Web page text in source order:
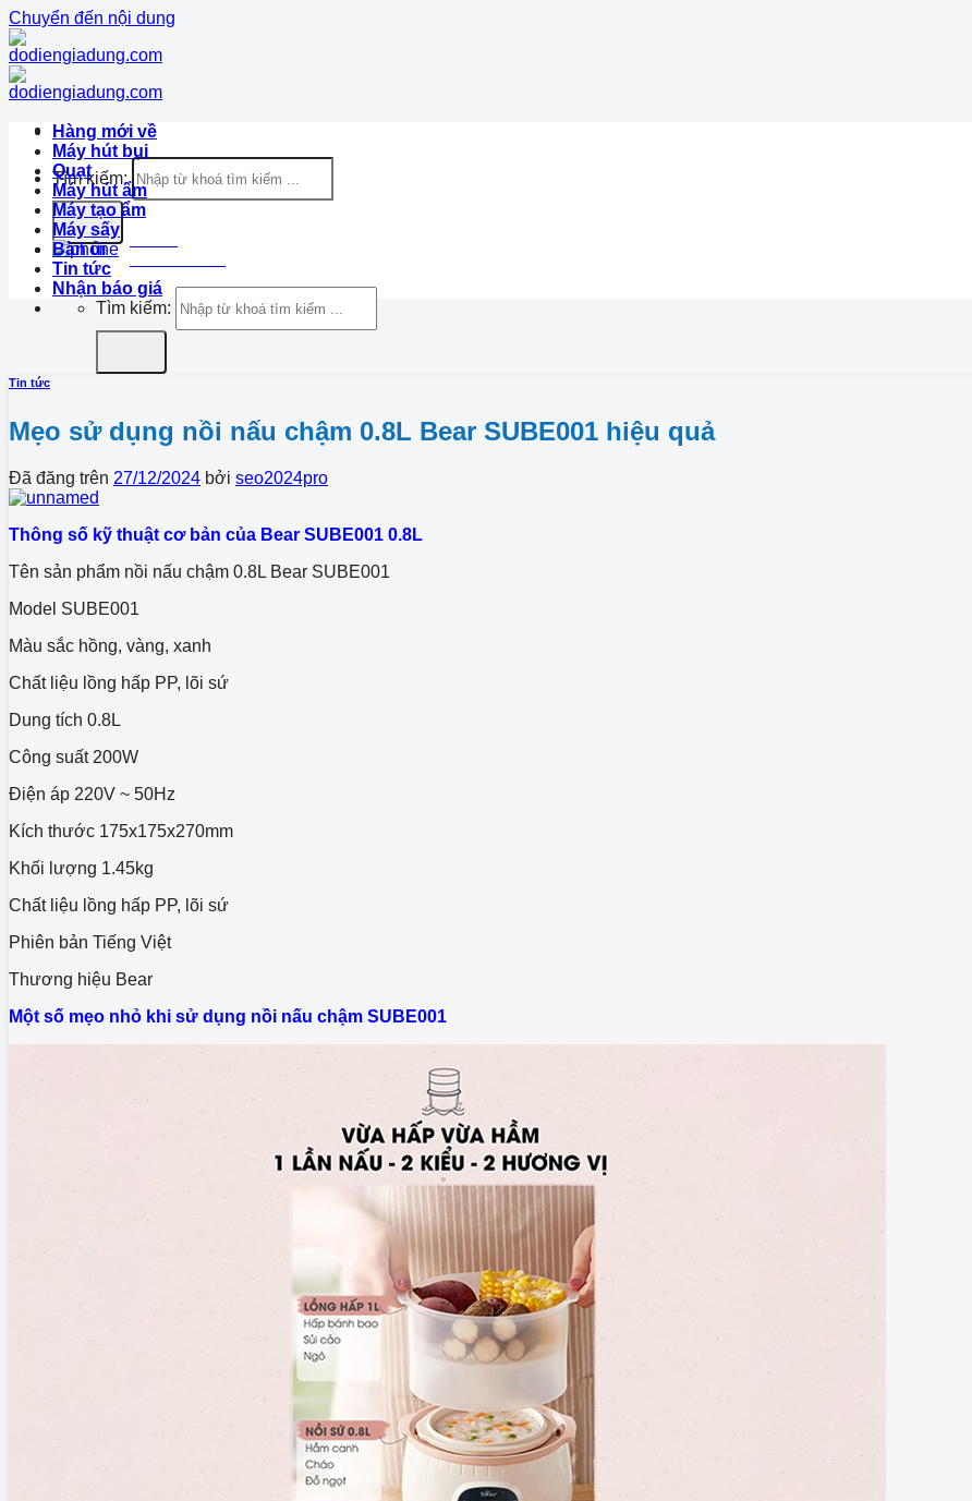
Chuyển đến nội dung
Tìm kiếm:
Tìm kiếm:
Hàng mới về
Máy hút bụi
Quạt
Máy hút ẩm
Máy tạo ẩm
Máy sấy
Bàn ủi
Tin tức
Nhận báo giá
Tin tức
Mẹo sử dụng nồi nấu chậm 0.8L Bear SUBE001 hiệu quả
Đã đăng trên 27/12/2024 bởi seo2024pro
Thông số kỹ thuật cơ bản của Bear SUBE001 0.8L
Tên sản phẩm nồi nấu chậm 0.8L Bear SUBE001
Model SUBE001
Màu sắc hồng, vàng, xanh
Chất liệu lồng hấp PP, lõi sứ
Dung tích 0.8L
Công suất 200W
Điện áp 220V ~ 50Hz
Kích thước 175x175x270mm
Khối lượng 1.45kg
Chất liệu lồng hấp PP, lõi sứ
Phiên bản Tiếng Việt
Thương hiệu Bear
Một số mẹo nhỏ khi sử dụng nồi nấu chậm SUBE001